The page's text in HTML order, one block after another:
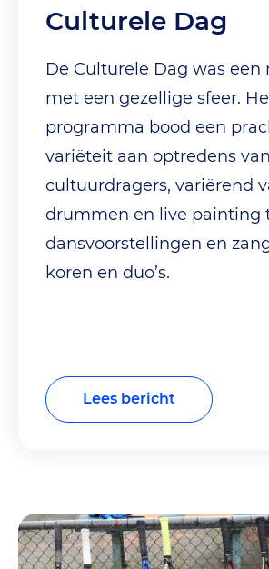
Culturele Dag
De Culturele Dag was een
met een gezellige sfeer.
programma bood een
variëteit aan optredens
cultuurdragers, variërend
drummen en live painting
dansvoorstellingen en
koren en duo’s.
Lees bericht